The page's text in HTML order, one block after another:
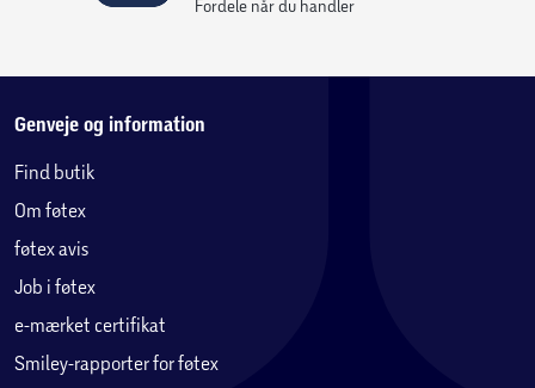
over-ear-hovedtelefoner. Ørepuderne kan foldes fladt
lommen eller en taske. Praktisk multifunktionsknap på
højre ørekop
En praktisk multifunktionsknap på højre ørekop giver dig
lydstyrke. Hvis du ser video eller film, kan du bruge
tænd/sluk-knappen til at aktivere en indstilling med lav
latenstid.
Fordele når du handler
Genveje og information
Find butik
Om føtex
føtex avis
Job i føtex
e-mærket certifikat
Smiley-rapporter for føtex